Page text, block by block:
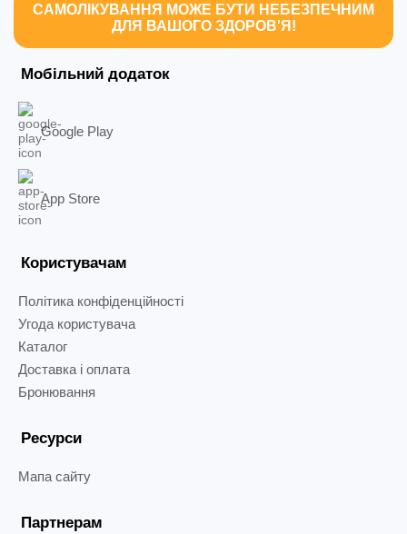
САМОЛІКУВАННЯ МОЖЕ БУТИ НЕБЕЗПЕЧНИМ
ДЛЯ ВАШОГО ЗДОРОВ'Я!
Мобільний додаток
Google Play
App Store
Користувачам
Політика конфіденційності
Угода користувача
Каталог
Доставка і оплата
Бронювання
Ресурси
Мапа сайту
Партнерам